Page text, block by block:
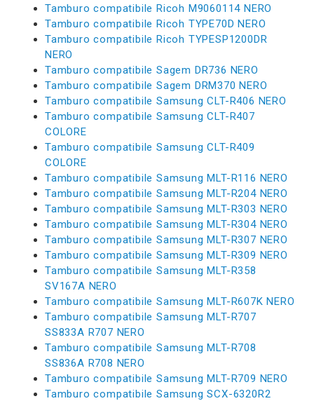
Tamburo compatibile Ricoh M9060114 NERO
Tamburo compatibile Ricoh TYPE70D NERO
Tamburo compatibile Ricoh TYPESP1200DR
NERO
Tamburo compatibile Sagem DR736 NERO
Tamburo compatibile Sagem DRM370 NERO
Tamburo compatibile Samsung CLT-R406 NERO
Tamburo compatibile Samsung CLT-R407
COLORE
Tamburo compatibile Samsung CLT-R409
COLORE
Tamburo compatibile Samsung MLT-R116 NERO
Tamburo compatibile Samsung MLT-R204 NERO
Tamburo compatibile Samsung MLT-R303 NERO
Tamburo compatibile Samsung MLT-R304 NERO
Tamburo compatibile Samsung MLT-R307 NERO
Tamburo compatibile Samsung MLT-R309 NERO
Tamburo compatibile Samsung MLT-R358
SV167A NERO
Tamburo compatibile Samsung MLT-R607K NERO
Tamburo compatibile Samsung MLT-R707
SS833A R707 NERO
Tamburo compatibile Samsung MLT-R708
SS836A R708 NERO
Tamburo compatibile Samsung MLT-R709 NERO
Tamburo compatibile Samsung SCX-6320R2